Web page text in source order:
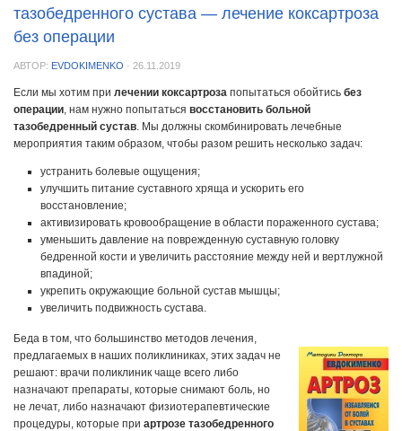
тазобедренного сустава — лечение коксартроза
без операции
АВТОР: EVDOKIMENKO · 26.11.2019
Если мы хотим при лечении коксартроза попытаться обойтись без
операции , нам нужно попытаться восстановить больной
тазобедренный сустав . Мы должны скомбинировать лечебные
мероприятия таким образом, чтобы разом решить несколько задач:
устранить болевые ощущения;
улучшить питание суставного хряща и ускорить его
восстановление;
активизировать кровообращение в области пораженного сустава;
уменьшить давление на поврежденную суставную головку
бедренной кости и увеличить расстояние между ней и вертлужной
впадиной;
укрепить окружающие больной сустав мышцы;
увеличить подвижность сустава.
Беда в том, что большинство методов лечения,
предлагаемых в наших поликлиниках, этих задач не
решают: врачи поликлиник чаще всего либо
назначают препараты, которые снимают боль, но
не лечат, либо назначают физиотерапевтические
процедуры, которые при артрозе тазобедренного